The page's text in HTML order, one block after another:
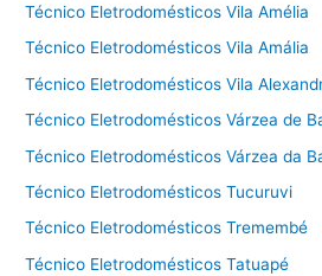
Técnico Eletrodomésticos Vila Amélia
Técnico Eletrodomésticos Vila Amália
Técnico Eletrodomésticos Vila
Técnico Eletrodomésticos Várzea de
Técnico Eletrodomésticos Várzea da
Técnico Eletrodomésticos Tucuruvi
Técnico Eletrodomésticos Tremembé
Técnico Eletrodomésticos Tatuapé